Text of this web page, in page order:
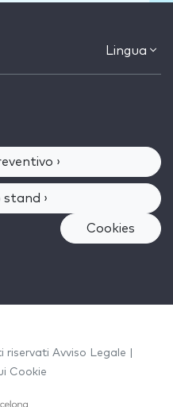
Lingua
›
stand ›
Cookies
riservati Avviso Legale
Cookie